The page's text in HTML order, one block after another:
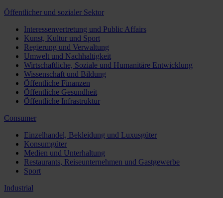
Öffentlicher und sozialer Sektor
Interessenvertretung und Public Affairs
Kunst, Kultur und Sport
Regierung und Verwaltung
Umwelt und Nachhaltigkeit
Wirtschaftliche, Soziale und Humanitäre Entwicklung
Wissenschaft und Bildung
Öffentliche Finanzen
Öffentliche Gesundheit
Öffentliche Infrastruktur
Consumer
Einzelhandel, Bekleidung und Luxusgüter
Konsumgüter
Medien und Unterhaltung
Restaurants, Reiseunternehmen und Gastgewerbe
Sport
Industrial